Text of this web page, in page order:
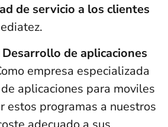
de servicio a los clientes
de aplicaciones
empresa especializada
aplicaciones para moviles
estos programas a nuestros